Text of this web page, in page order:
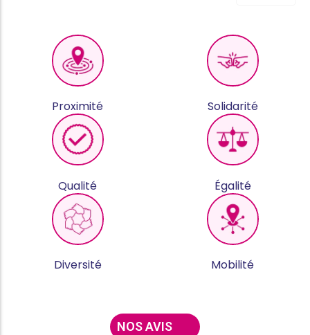
Proximité Solidarité
Qualité Égalité
Diversité Mobilité
NOS AVIS